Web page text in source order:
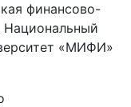
финансово-
«МИФИ»